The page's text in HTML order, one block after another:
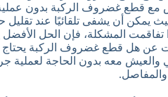
مع قطع غضروف الركبة بدون
يمكن أن يشفى تلقائيًا عند
تفاقمت المشكلة، فإن الحل
عن هل قطع غضروف الركبة يحتاج
معه بدون الحاجة لعملية
والمفاصل.